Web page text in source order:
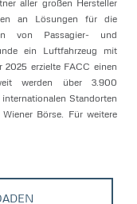
aller großen Hersteller
an Lösungen für die
von Passagier- und
ein Luftfahrzeug mit
erzielte FACC einen
werden über 3.900
Standorten
Börse. Für weitere